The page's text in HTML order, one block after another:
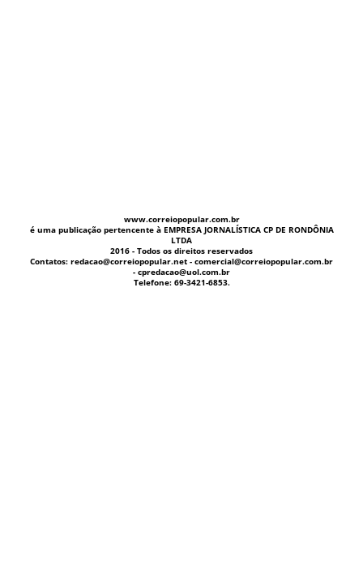
www.correiopopular.com.br
é uma publicação pertencente à EMPRESA JORNALÍSTICA CP DE RONDÔNIA
LTDA
2016 - Todos os direitos reservados
Contatos: redacao@correiopopular.net - comercial@correiopopular.com.br
- cpredacao@uol.com.br
Telefone: 69-3421-6853.